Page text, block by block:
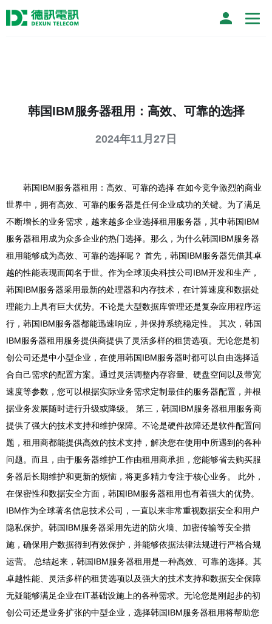
韩国IBM服务器租用：高效、可靠的选择
2024年11月27日
韩国IBM服务器租用：高效、可靠的选择 在如今竞争激烈的商业
世界中，拥有高效、可靠的服务器是任何企业成功的关键。为了满足
不断增长的业务需求，越来越多企业选择租用服务器，其中韩国IBM
服务器租用成为众多企业的热门选择。那么，为什么韩国IBM服务器
租用能够成为高效、可靠的选择呢？ 首先，韩国IBM服务器凭借其卓
越的性能表现而闻名于世。作为全球顶尖科技公司IBM开发和生产，
韩国IBM服务器采用最新的处理器和内存技术，在计算速度和数据处
理能力上具有巨大优势。不论是大型数据库管理还是复杂应用程序运
行，韩国IBM服务器都能迅速响应，并保持系统稳定性。 其次，韩国
IBM服务器租用服务提供商提供了灵活多样的租赁选项。无论您是初
创公司还是中小型企业，在使用韩国IBM服务器时都可以自由选择适
合自己需求的配置方案。通过灵活调整内存容量、硬盘空间以及带宽
速度等参数，您可以根据实际业务需求定制最佳的服务器配置，并根
据业务发展随时进行升级或降级。 第三，韩国IBM服务器租用服务商
提供了强大的技术支持和维护保障。不论是硬件故障还是软件配置问
题，租用商都能提供高效的技术支持，解决您在使用中所遇到的各种
问题。而且，由于服务器维护工作由租用商承担，您能够省去购买服
务器后长期维护和更新的烦恼，将更多精力专注于核心业务。 此外，
在保密性和数据安全方面，韩国IBM服务器租用也有着强大的优势。
IBM作为全球著名信息技术公司，一直以来非常重视数据安全和用户
隐私保护。韩国IBM服务器采用先进的防火墙、加密传输等安全措
施，确保用户数据得到有效保护，并能够依据法律法规进行严格合规
运营。 总结起来，韩国IBM服务器租用是一种高效、可靠的选择。其
卓越性能、灵活多样的租赁选项以及强大的技术支持和数据安全保障
无疑能够满足企业在IT基础设施上的各种需求。无论您是刚起步的初
创公司还是业务扩张的中型企业，选择韩国IBM服务器租用将帮助您